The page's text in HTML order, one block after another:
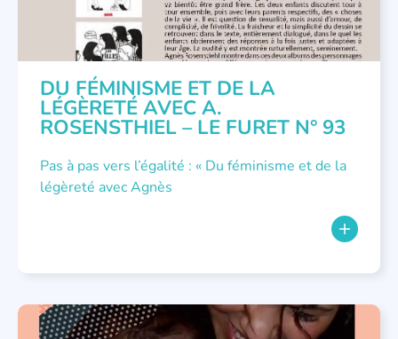
DU FÉMINISME ET DE LA
LÉGÈRETÉ AVEC A.
ROSENSTHIEL – LE FURET N° 93
Pas à pas vers l’égalité : « Du féminisme et de la
légèreté avec Agnès
LECTURE INDIVIDUALISÉE NOUS AVONS PUBLIÉ ,